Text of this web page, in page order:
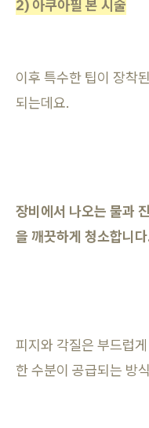
2) 아쿠아필 본 시술
이후 특수한 팁이 장착
되는데요.
장비에서 나오는 물과
을 깨끗하게 청소합니
피지와 각질은 부드럽
한 수분이 공급되는 방